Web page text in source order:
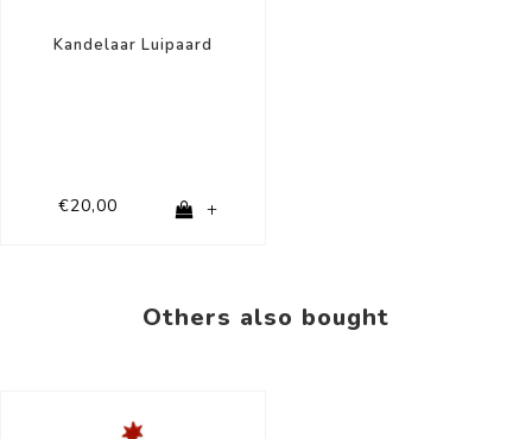
Kandelaar Luipaard
€20,00 +
Others also bought